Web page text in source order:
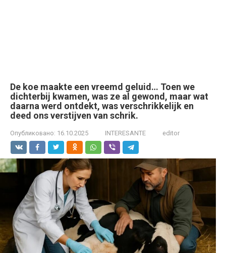
De koe maakte een vreemd geluid… Toen we
dichterbij kwamen, was ze al gewond, maar wat
daarna werd ontdekt, was verschrikkelijk en
deed ons verstijven van schrik.
Опубликовано: 16.10.2025 INTERESANTE editor